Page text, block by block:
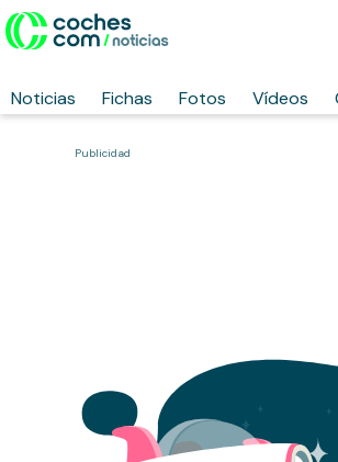
Noticias Fichas Fotos Vídeos
Publicidad